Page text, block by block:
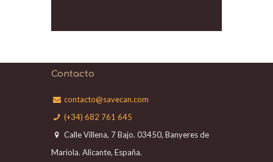
Contacto
contacto@savecan.com
(+34) 682 761 645
Calle Villena, 7 Bajo. 03450, Banyeres de
Mariola. Alicante, España.